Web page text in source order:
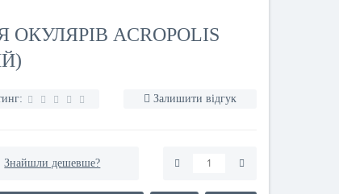
ACROPOLIS
Залишити відгук
Знайшли дешевше?